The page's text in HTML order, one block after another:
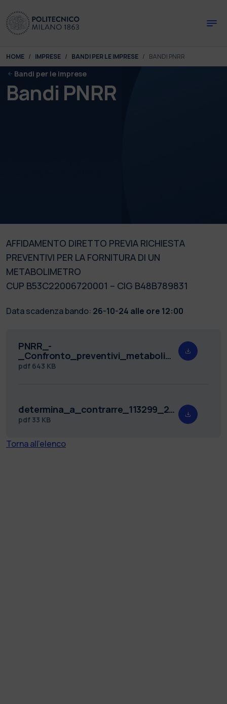
You are here:
HOME IMPRESE BANDI PER LE IMPRESE BANDI PNRR
Bandi per le imprese
Bandi PNRR
AFFIDAMENTO DIRETTO PREVIA RICHIESTA
PREVENTIVI PER LA FORNITURA DI UN
METABOLIMETRO
CUP B53C22006720001 – CIG B48B789831
Data scadenza bando: 26-10-24 alle ore 12:00
PNRR_-
_Confronto_preventivi_metabolimetro_RdA_113299.pdf
pdf 643 KB
determina_a_contrarre_113299_21_10_2024.pdf
pdf 33 KB
Torna all'elenco